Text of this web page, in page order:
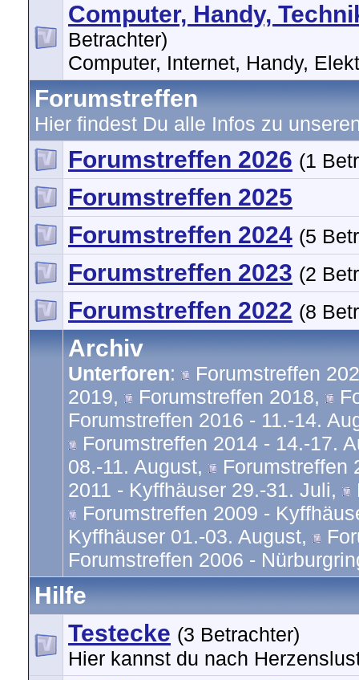
Computer, Handy,
Betrachter)
Computer, Internet, Handy,
Forumstreffen
Hier findest Du alle Infos zu
Forumstreffen 2026 (1
Forumstreffen 2025
Forumstreffen 2024 (5
Forumstreffen 2023 (2
Forumstreffen 2022 (8
Archiv
Unterforen:
Forumstreffen
2019, Forumstreffen 2018,
Forumstreffen 2016 - 11.-14.
Forumstreffen 2014 - 14.-17.
08.-11. August,
Forumstreffen
2011 - Kyffhäuser 29.-31. Juli,
Forumstreffen 2009 -
Kyffhäuser 01.-03. August,
Forumstreffen 2006 -
Hilfe
Testecke (3 Betrachter)
Hier kannst du nach